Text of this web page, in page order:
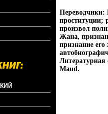
Переводчики:
проституции;
произвол
Жана,
признание
Maud.